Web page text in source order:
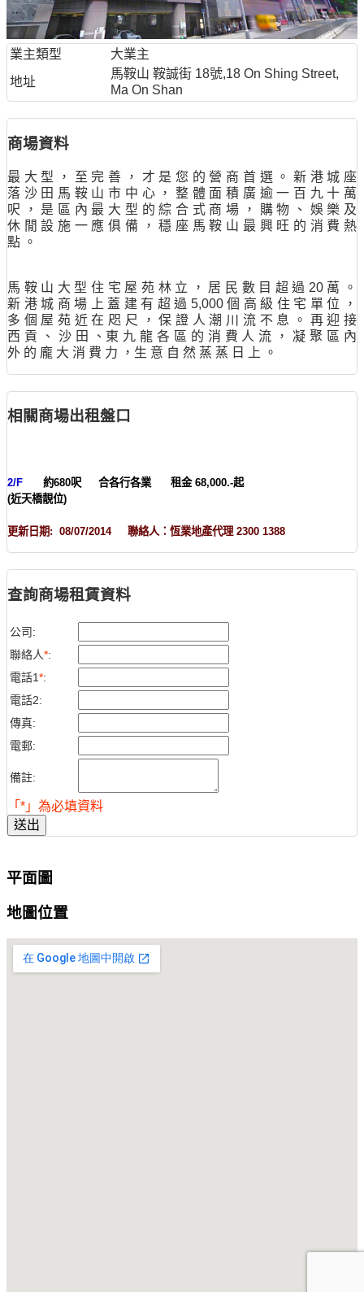
業主類型
大業主
地址
馬鞍山 鞍誠街 18號,18 On Shing Street,
Ma On Shan
商場資料
最 大 型 ， 至 完 善 ， 才 是 您 的 營 商 首 選 。 新 港 城 座
落 沙 田 馬 鞍 山 市 中 心 ， 整 體 面 積 廣 逾 一 百 九 十 萬
呎 ， 是 區 內 最 大 型 的 綜 合 式 商 場 ， 購 物 、 娛 樂 及
休 閒 設 施 一 應 俱 備 ， 穩 座 馬 鞍 山 最 興 旺 的 消 費 熱
點 。
馬 鞍 山 大 型 住 宅 屋 苑 林 立 ， 居 民 數 目 超 過 20 萬 。
新 港 城 商 場 上 蓋 建 有 超 過 5,000 個 高 級 住 宅 單 位 ，
多 個 屋 苑 近 在 咫 尺 ， 保 證 人 潮 川 流 不 息 。 再 迎 接
西 貢 、 沙 田 、東 九 龍 各 區 的 消 費 人 流 ， 凝 聚 區 內
外 的 龐 大 消 費 力 ，生 意 自 然 蒸 蒸 日 上 。
相關商場出租盤口
2/F
約680呎 合各行各業 租金 68,000.-起
(近天橋靚位)
更新日期: 08/07/2014 聯絡人：恆業地產代理 2300 1388
查詢商場租賃資料
公司:
聯絡人*:
電話1*:
電話2:
傳真:
電郵:
備註:
「*」為必填資料
送出
平面圖
地圖位置